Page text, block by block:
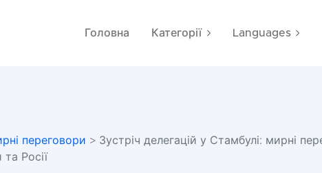
Головна Категорії Languages
переговори > Зустріч делегацій у Стамбулі: мирні
Росії